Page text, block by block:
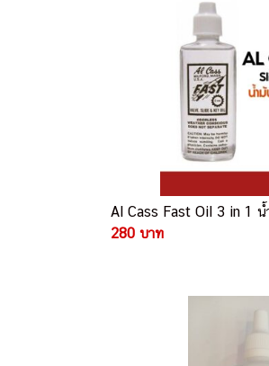
Al Cass Fast Oil 3 in 1 น้
280 บาท